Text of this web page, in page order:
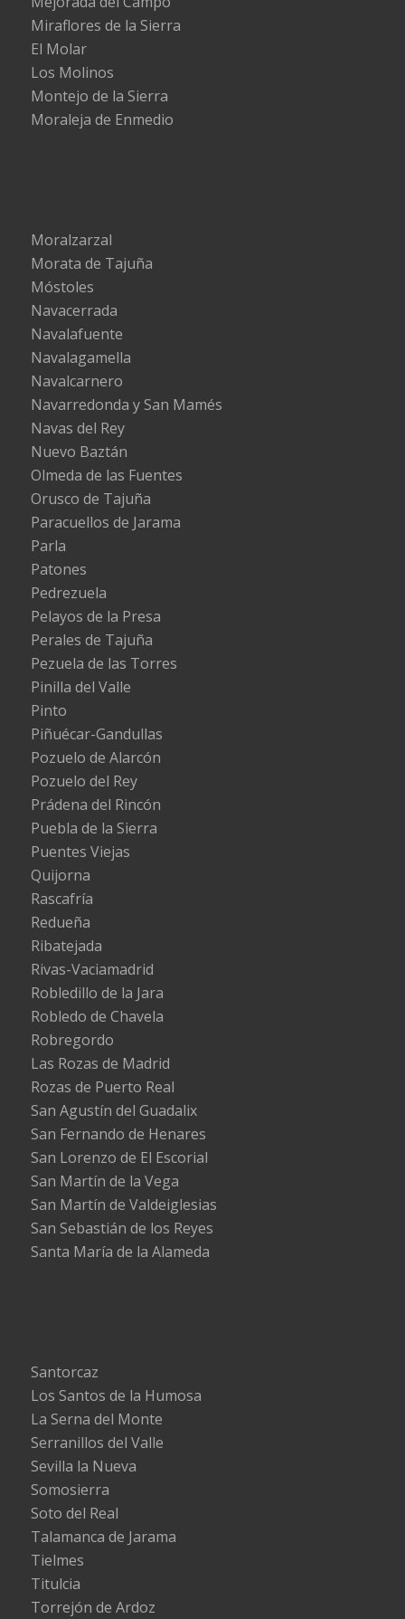
Miraflores de la Sierra
El Molar
Los Molinos
Montejo de la Sierra
Moraleja de Enmedio
Moralzarzal
Morata de Tajuña
Móstoles
Navacerrada
Navalafuente
Navalagamella
Navalcarnero
Navarredonda y San Mamés
Navas del Rey
Nuevo Baztán
Olmeda de las Fuentes
Orusco de Tajuña
Paracuellos de Jarama
Parla
Patones
Pedrezuela
Pelayos de la Presa
Perales de Tajuña
Pezuela de las Torres
Pinilla del Valle
Pinto
Piñuécar-Gandullas
Pozuelo de Alarcón
Pozuelo del Rey
Prádena del Rincón
Puebla de la Sierra
Puentes Viejas
Quijorna
Rascafría
Redueña
Ribatejada
Rivas-Vaciamadrid
Robledillo de la Jara
Robledo de Chavela
Robregordo
Las Rozas de Madrid
Rozas de Puerto Real
San Agustín del Guadalix
San Fernando de Henares
San Lorenzo de El Escorial
San Martín de la Vega
San Martín de Valdeiglesias
San Sebastián de los Reyes
Santa María de la Alameda
Santorcaz
Los Santos de la Humosa
La Serna del Monte
Serranillos del Valle
Sevilla la Nueva
Somosierra
Soto del Real
Talamanca de Jarama
Tielmes
Titulcia
Torrejón de Ardoz